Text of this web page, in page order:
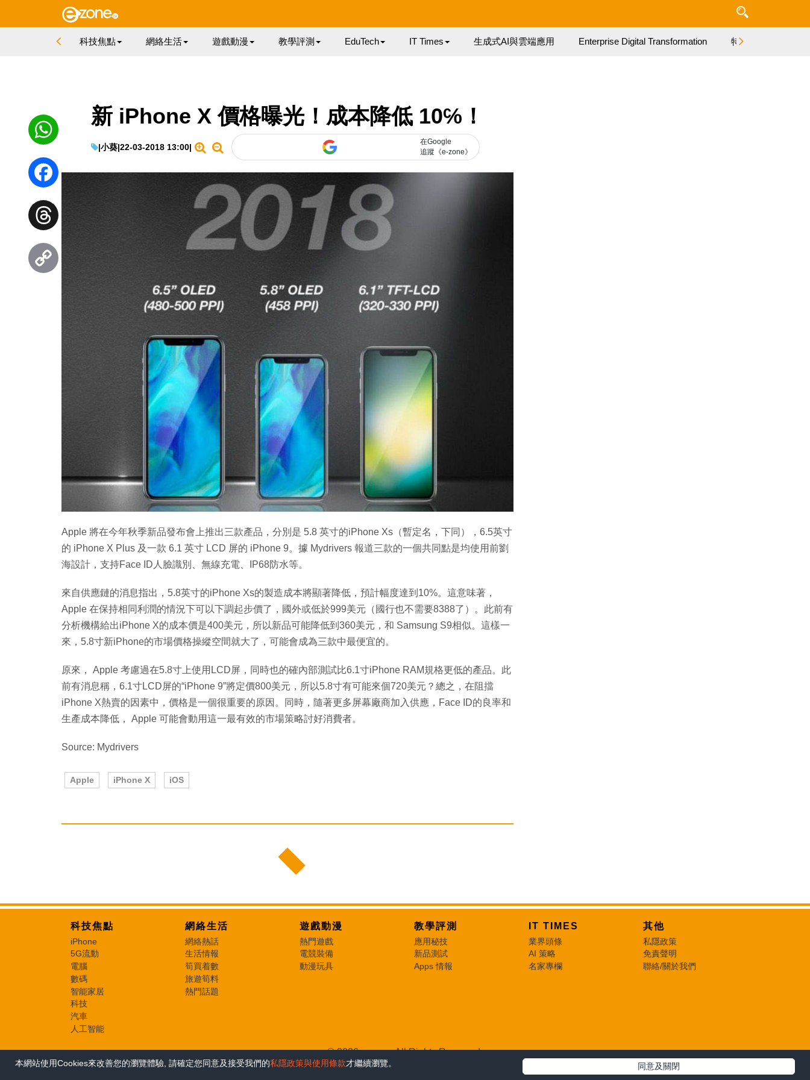
本網站使用Cookies來改善您的瀏覽體驗, 請確定您同意及接受我們的私隱政策與使用條款才繼續瀏覽。 同意及關閉
科技焦點 網絡生活 遊戲動漫 教學評測 EduTech IT Times 生成式AI與雲端應用 Enterprise Digital Transformation 特集
新 iPhone X 價格曝光！成本降低 10℅！
|小葵|22-03-2018 13:00|
在Google
追蹤《e-zone》
Apple 將在今年秋季新品發布會上推出三款產品，分別是 5.8 英寸的iPhone Xs（暫定名，下同），6.5英寸
的 iPhone X Plus 及一款 6.1 英寸 LCD 屏的 iPhone 9。據 Mydrivers 報道三款的一個共同點是均使用前劉
海設計，支持Face ID人臉識別、無線充電、IP68防水等。
來自供應鏈的消息指出，5.8英寸的iPhone Xs的製造成本將顯著降低，預計幅度達到10%。這意味著，
Apple 在保持相同利潤的情況下可以下調起步價了，國外或低於999美元（國行也不需要8388了）。此前有
分析機構給出iPhone X的成本價是400美元，所以新品可能降低到360美元，和 Samsung S9相似。這樣一
來，5.8寸新iPhone的市場價格操縱空間就大了，可能會成為三款中最便宜的。
原來， Apple 考慮過在5.8寸上使用LCD屏，同時也的確內部測試比6.1寸iPhone RAM規格更低的產品。此
前有消息稱，6.1寸LCD屏的“iPhone 9”將定價800美元，所以5.8寸有可能來個720美元？總之，在阻擋
iPhone X熱賣的因素中，價格是一個很重要的原因。同時，隨著更多屏幕廠商加入供應，Face ID的良率和
生產成本降低， Apple 可能會動用這一最有效的市場策略討好消費者。
Source: Mydrivers
Apple iPhone X iOS
WhatsApp
Facebook
Threads
科技焦點
iPhone
5G流動
電腦
數碼
智能家居
科技
汽車
人工智能
網絡生活
網絡熱話
生活情報
筍買着數
旅遊筍料
熱門話題
遊戲動漫
熱門遊戲
電競裝備
動漫玩具
教學評測
應用秘技
新品測試
Apps 情報
IT TIMES
業界頭條
AI 策略
名家專欄
其他
私隱政策
免責聲明
聯絡/關於我們
© 2026 e-zone. All Rights Reserved.